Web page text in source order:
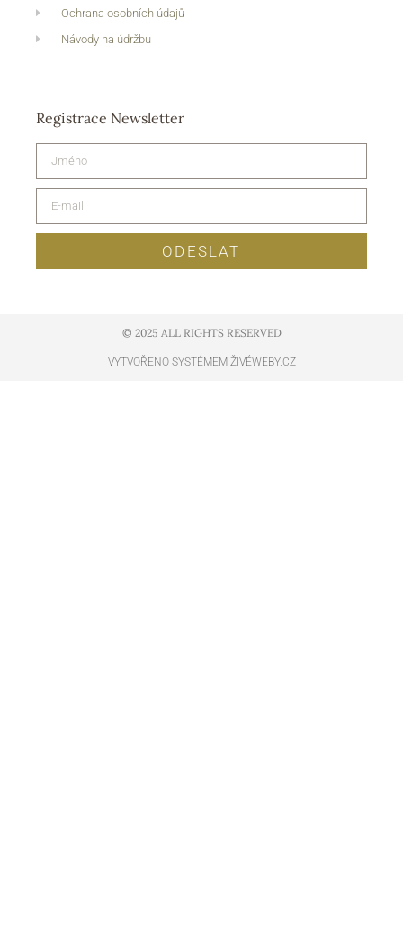
Ochrana osobních údajů
Návody na údržbu
Registrace Newsletter
ODESLAT
© 2025 ALL RIGHTS RESERVED​
VYTVOŘENO SYSTÉMEM ŽIVÉWEBY.CZ